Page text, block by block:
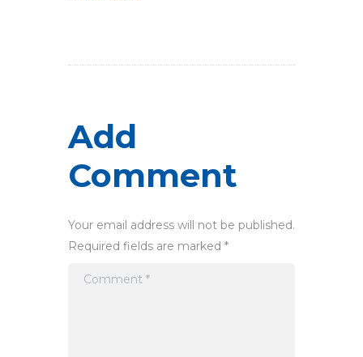
Add
Comment
Your email address will not be published.
Required fields are marked *